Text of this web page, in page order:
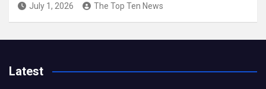
July 1, 2026 The Top Ten News
Latest